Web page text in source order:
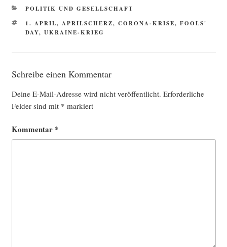
KATEGORIEN
POLITIK UND GESELLSCHAFT
SCHLAGWÖRTER
1. APRIL, APRILSCHERZ, CORONA-KRISE, FOOLS'
DAY, UKRAINE-KRIEG
Schreibe einen Kommentar
Deine E-Mail-Adresse wird nicht veröffentlicht. Erforderliche
Felder sind mit * markiert
Kommentar *